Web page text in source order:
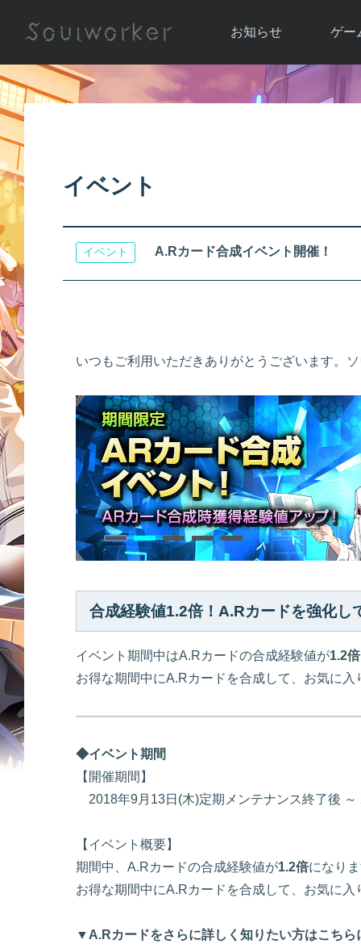
お知らせ
お知らせ一覧
ゲー
ソウ
アップ
イベント
イベント A.Rカード合成イベント開催！
いつもご利用いただきありがとうございます。
合成経験値1.2倍 ！A.Rカードを強化
イベント期間中はA.Rカードの合成経験値が1.2倍
お得な期間中にA.Rカードを合成して、お気に
◆イベント期間
【開催期間】
2018年9月13日(木)定期メンテナンス終了後
【イベント概要】
期間中、A.Rカードの合成経験値が1.2倍になり
お得な期間中にA.Rカードを合成して、お気に
▼A.Rカードをさらに詳しく知りたい方はこちら